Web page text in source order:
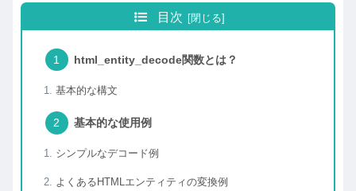
目次
html_entity_decode関数とは？
基本的な構文
基本的な使用例
シンプルなデコード例
よくあるHTMLエンティティの変換例